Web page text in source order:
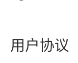
用户协议